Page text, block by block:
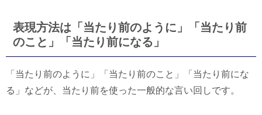
表現方法は「当たり前のように」「当たり前
のこと」「当たり前になる」
「当たり前のように」「当たり前のこと」「当たり前にな
る」などが、当たり前を使った一般的な言い回しです。